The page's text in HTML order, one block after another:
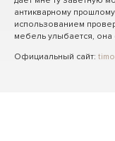
антикварному
использованием
мебель улыбается, она
Официальный сайт: